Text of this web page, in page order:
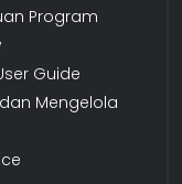
Program
Guide
Mengelola